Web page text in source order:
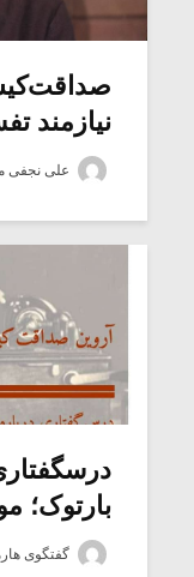
نیازمند
علی نجفی
بارتوک؛
گفتگوی